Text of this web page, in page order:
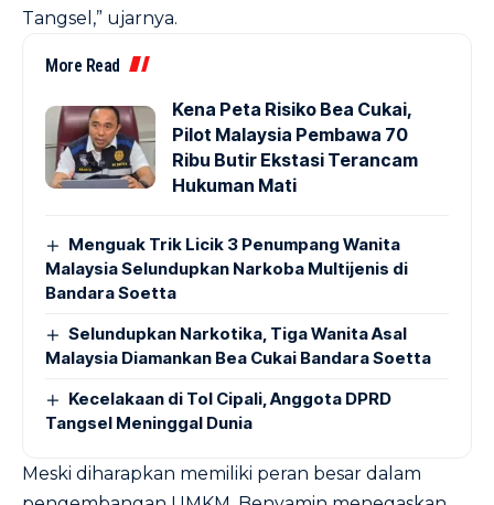
Tangsel,” ujarnya.
More Read
Kena Peta Risiko Bea Cukai,
Pilot Malaysia Pembawa 70
Ribu Butir Ekstasi Terancam
Hukuman Mati
Menguak Trik Licik 3 Penumpang Wanita
Malaysia Selundupkan Narkoba Multijenis di
Bandara Soetta
Selundupkan Narkotika, Tiga Wanita Asal
Malaysia Diamankan Bea Cukai Bandara Soetta
Kecelakaan di Tol Cipali, Anggota DPRD
Tangsel Meninggal Dunia
Meski diharapkan memiliki peran besar dalam